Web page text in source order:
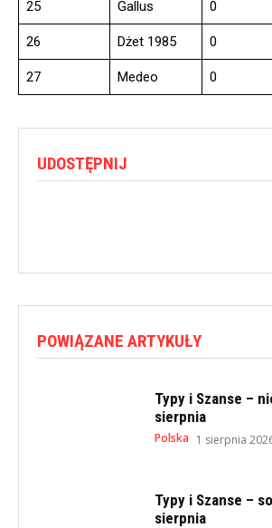
25 Gallus 0
26 Dżet 1985 0
27 Medeo 0
UDOSTĘPNIJ
POWIĄZANE ARTYKUŁY
Typy i Szanse –
sierpnia
Polska 1 sierpnia
Typy i Szanse –
sierpnia